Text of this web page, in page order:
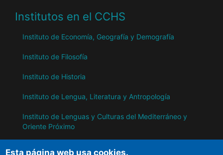
Institutos en el CCHS
Instituto de Economía, Geografía y Demografía
Instituto de Filosofía
Instituto de Historia
Instituto de Lengua, Literatura y Antropología
Instituto de Lenguas y Culturas del Mediterráneo y
Oriente Próximo
Esta página web usa cookies.